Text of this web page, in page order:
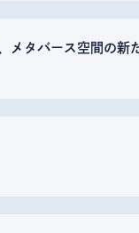
メタバース空間の新